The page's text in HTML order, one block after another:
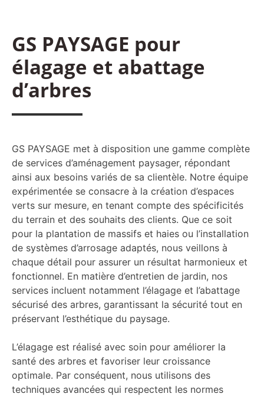
GS PAYSAGE pour
élagage et abattage
d’arbres
GS PAYSAGE met à disposition une gamme complète
de services d’aménagement paysager, répondant
ainsi aux besoins variés de sa clientèle. Notre équipe
expérimentée se consacre à la création d’espaces
verts sur mesure, en tenant compte des spécificités
du terrain et des souhaits des clients. Que ce soit
pour la plantation de massifs et haies ou l’installation
de systèmes d’arrosage adaptés, nous veillons à
chaque détail pour assurer un résultat harmonieux et
fonctionnel. En matière d’entretien de jardin, nos
services incluent notamment l’élagage et l’abattage
sécurisé des arbres, garantissant la sécurité tout en
préservant l’esthétique du paysage.
L’élagage est réalisé avec soin pour améliorer la
santé des arbres et favoriser leur croissance
optimale. Par conséquent, nous utilisons des
techniques avancées qui respectent les normes